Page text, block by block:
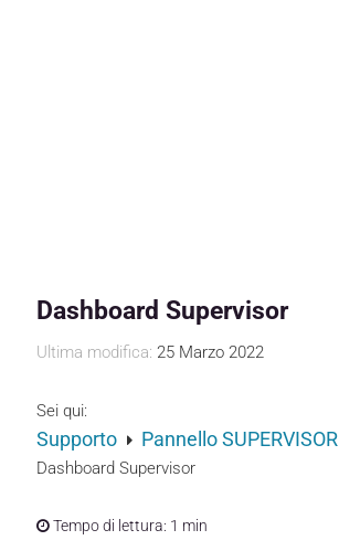
Dashboard Supervisor
Ultima modifica: 25 Marzo 2022
Sei qui:
Supporto Pannello SUPERVISOR
Dashboard Supervisor
Tempo di lettura: 1 min